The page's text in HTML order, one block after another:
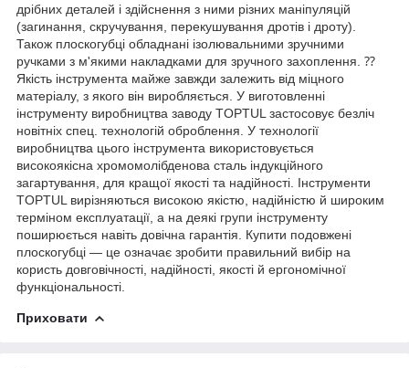
дрібних деталей і здійснення з ними різних маніпуляцій
(загинання, скручування, перекушування дротів і дроту).
Також плоскогубці обладнані ізолювальними зручними
ручками з м'якими накладками для зручного захоплення. ⁇
Якість інструмента майже завжди залежить від міцного
матеріалу, з якого він виробляється. У виготовленні
інструменту виробництва заводу TOPTUL застосовує безліч
новітніх спец. технологій оброблення. У технології
виробництва цього інструмента використовується
високоякісна хромомолібденова сталь індукційного
загартування, для кращої якості та надійності. Інструменти
TOPTUL вирізняються високою якістю, надійністю й широким
терміном експлуатації, а на деякі групи інструменту
поширюється навіть довічна гарантія. Купити подовжені
плоскогубці — це означає зробити правильний вибір на
користь довговічності, надійності, якості й ергономічної
функціональності.
Приховати